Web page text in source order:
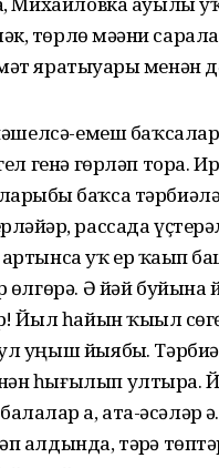
төрлө мәҙәни
яратыуҙары
емеш
генә гөрләп тора.
баҡса
рассада
уҡ ер ҡаҙып
өлгөрә. Ә йәй
Йыл һайын ҡыҙыл
уңыш йыябыҙ.
һығылып ултыра.
ҙа, ата-әсәләр
тәҙрә